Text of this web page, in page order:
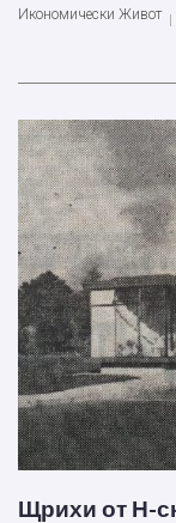
Икономически Живот
Щрихи от Н-